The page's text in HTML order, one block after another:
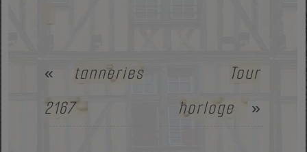
« tanneries
2167
Tour
horloge
»